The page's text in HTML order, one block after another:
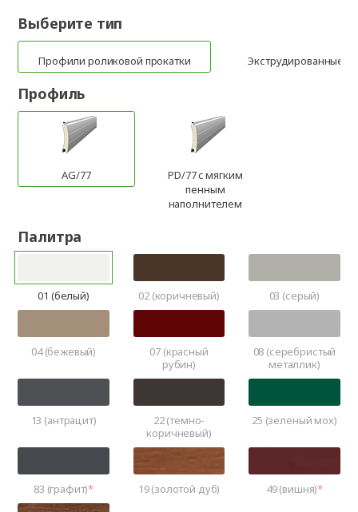
Выберите тип
Профили роликовой прокатки Экструдированные
Профиль
AG/77
PD/77 c мягким
пенным
наполнителем
Палитра
01 (белый) 02 (коричневый) 03 (серый)
04 (бежевый)
07 (красный
рубин)
08 (серебристый
металлик)
13 (антрацит)
22 (темно-
коричневый)
25 (зеленый мох)
83 (графит) 19 (золотой дуб) 49 (вишня)